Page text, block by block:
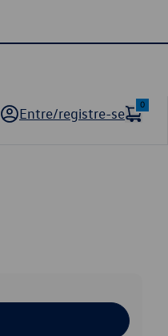
Entre/registre-se
0